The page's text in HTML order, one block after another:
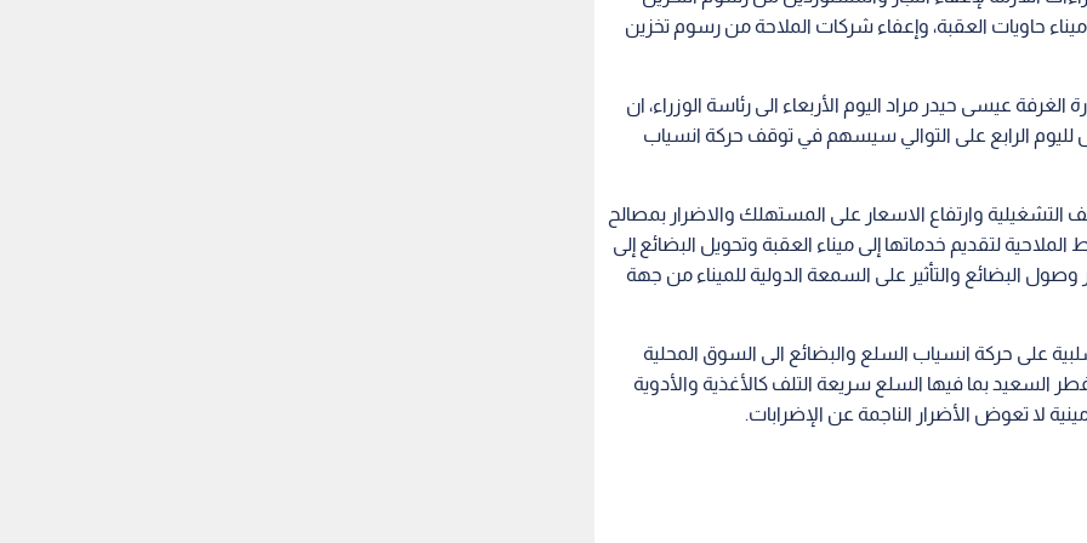
حاويات العقبة، وإعفاء شركات الملاحة من رسوم تخزين
عيسى حيدر مراد اليوم الأربعاء الى رئاسة الوزراء، ان
الرابع على التوالي سيسهم في توقف حركة انسياب
التشغيلية وارتفاع الاسعار على المستهلك والاضرار بمصالح
لتقديم خدماتها إلى ميناء العقبة وتحويل البضائع إلى
البضائع والتأثير على السمعة الدولية للميناء من جهة
على حركة انسياب السلع والبضائع الى السوق المحلية
بما فيها السلع سريعة التلف كالأغذية والأدوية
لا تعوض الأضرار الناجمة عن الإضرابات.